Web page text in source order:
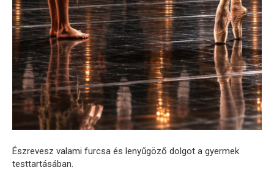
Észrevesz valami furcsa és lenyűgöző dolgot a gyermek
testtartásában.